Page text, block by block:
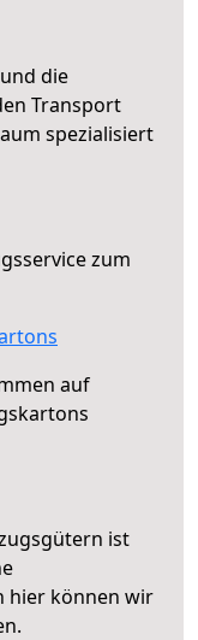
die
Transport
spezialisiert
zum
auf
ist
hier können wir